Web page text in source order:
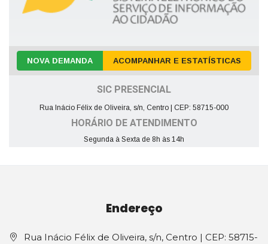
NOVA DEMANDA ACOMPANHAR E ESTATÍSTICAS
SIC PRESENCIAL
Rua Inácio Félix de Oliveira, s/n, Centro | CEP: 58715-000
HORÁRIO DE ATENDIMENTO
Segunda à Sexta de 8h às 14h
Endereço
Rua Inácio Félix de Oliveira, s/n, Centro | CEP: 58715-